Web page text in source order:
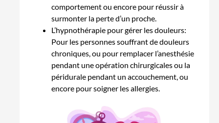
comportement ou encore pour réussir à
surmonter la perte d’un proche.
L’hypnothérapie pour gérer les douleurs:
Pour les personnes souffrant de douleurs
chroniques, ou pour remplacer l’anesthésie
pendant une opération chirurgicales ou la
péridurale pendant un accouchement, ou
encore pour soigner les allergies.